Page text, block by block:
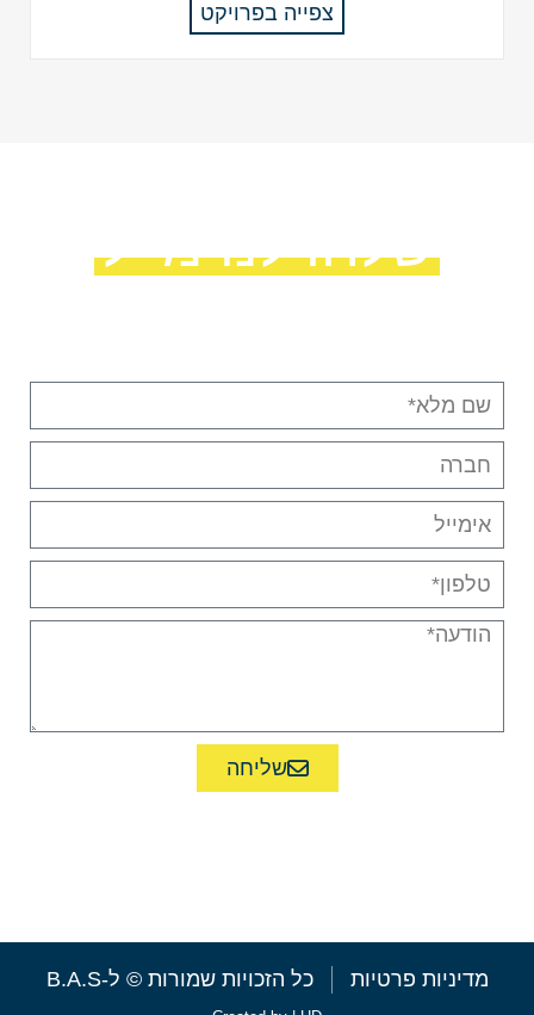
צפייה בפרויקט
שלחו לנו מייל
שליחה
מדיניות פרטיות כל הזכויות שמורות © ל-B.A.S